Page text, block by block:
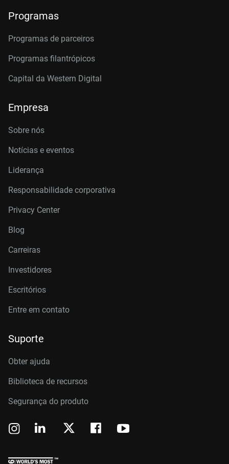
Programas
Programas de parceiros
Programas filantrópicos
Capital da Western Digital
Empresa
Sobre nós
Notícias e eventos
Liderança
Responsabilidade corporativa
Privacy Center
Blog
Carreiras
Investidores
Escritórios
Entre em contato
Suporte
Obter ajuda
Biblioteca de recursos
Segurança do produto